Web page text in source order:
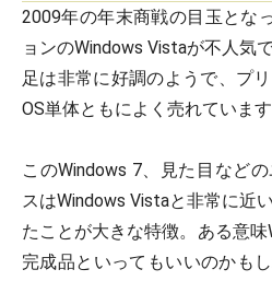
2009年の年末商戦の目玉とな
ョンのWindows Vistaが不人気
足は非常に好調のようで、プ
OS単体ともによく売れています
このWindows 7、見た目など
スはWindows Vistaと非常に近
たことが大きな特徴。ある意
完成品といってもいいのかも